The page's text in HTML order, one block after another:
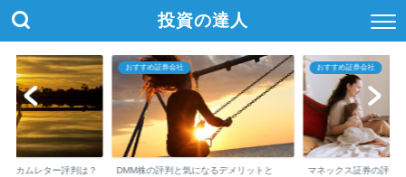
投資の達人
ンカムレター評判は？
おすすめ証券会社
DMM株の評判と気になるデメリットと
おすすめ証券会社
マネックス証券の評判